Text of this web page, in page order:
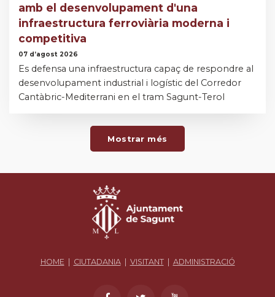
amb el desenvolupament d'una
infraestructura ferroviària moderna i
competitiva
07 d’agost 2026
Es defensa una infraestructura capaç de respondre al
desenvolupament industrial i logístic del Corredor
Cantàbric-Mediterrani en el tram Sagunt-Terol
Mostrar més
HOME| CIUTADANIA| VISITANT| ADMINISTRACIÓ